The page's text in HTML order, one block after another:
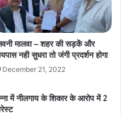
मालवा – शहर की सड़कें और
नही सुधरा तो जंगी प्रदर्शन होगा
December 21, 2022
में नीलगाय के शिकार के आरोप में 2